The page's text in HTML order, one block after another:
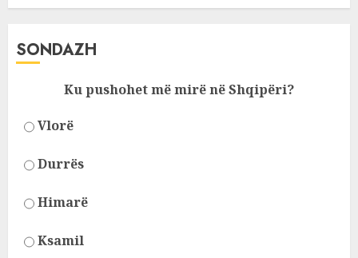
SONDAZH
Ku pushohet më mirë në Shqipëri?
Vlorë
Durrës
Himarë
Ksamil